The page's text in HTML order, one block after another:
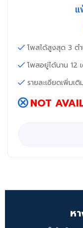
โพสได้สูงสุด 3 ต
โพสอยู่ได้นาน 12
รายละเอียดเพิ่มเ
NOT
ห